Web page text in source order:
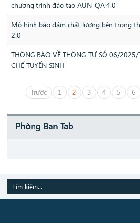
chương trình đào tạo AUN-QA 4.0
Mô hình bảo đảm chất lượng bên trong
2.0
THÔNG BÁO VỀ THÔNG TƯ SỐ 06/2025/
CHẾ TUYỂN SINH
Trước 1 2 3 4 5 6
Phòng Ban Tab